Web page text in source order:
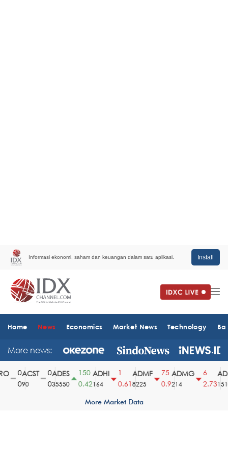
Informasi ekonomi, saham dan keuangan dalam satu aplikasi. Install
Home News Economics Market News Technology
More news:
ACST
90
ADES
35550
150
0.42
ADHI
164
0.61
ADMF
8225
75
0.9
ADMG
214
2.731510
More Market Data